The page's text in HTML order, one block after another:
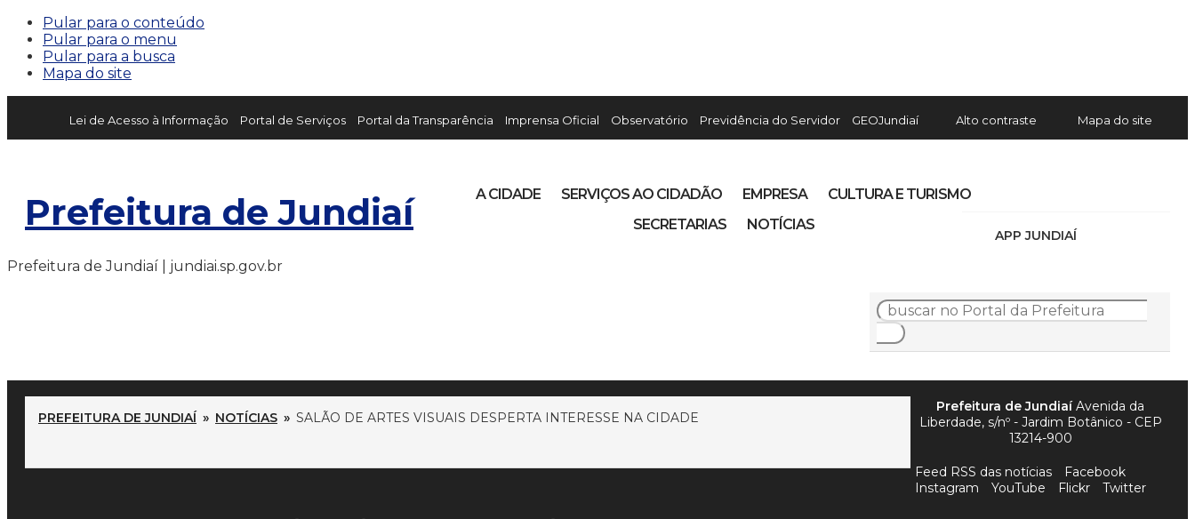
Pular para o conteúdo
Pular para o menu
Pular para a busca
Mapa do site
Lei de Acesso à Informação Portal de Serviços Portal da Transparência Imprensa Oficial Observatório Previdência do Servidor GEOJundiaí Alto contraste Mapa do site
Prefeitura de Jundiaí
APP JUNDIAÍ
A CIDADE SERVIÇOS AO CIDADÃO EMPRESA
CULTURA E TURISMO
SECRETARIAS
NOTÍCIAS
Prefeitura de Jundiaí | jundiai.sp.gov.br
PREFEITURA DE JUNDIAÍ » NOTÍCIAS » SALÃO DE ARTES VISUAIS DESPERTA INTERESSE NA CIDADE
Prefeitura de JundiaíAvenida da
Liberdade, s/nº - Jardim Botânico - CEP
13214-900
Feed RSS das notícias
Facebook
Instagram
YouTube Flickr Twitter